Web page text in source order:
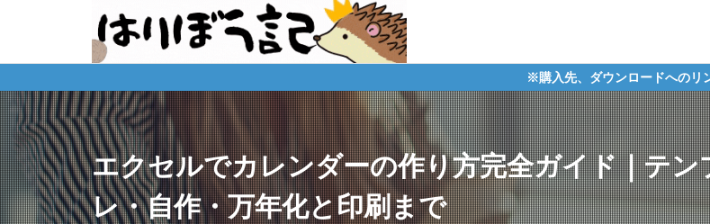
※購入先、ダウンロードへのリンクにはアフィリエ
エクセルでカレンダーの作り方完全ガイド｜テン
レ・自作・万年化と印刷まで